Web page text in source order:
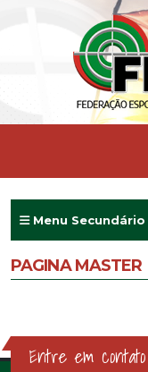
Menu Secundário
PAGINA MASTER
Entre em contato